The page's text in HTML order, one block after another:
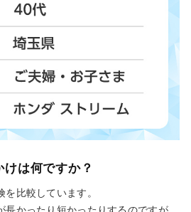
は何ですか？
比較しています。